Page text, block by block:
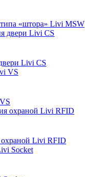
«штора» Livi MSW
Livi CS
охраной Livi RFID